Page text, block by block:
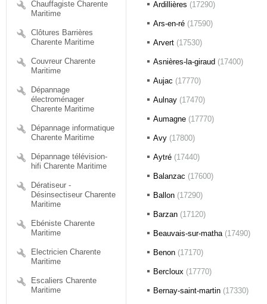
Chauffagiste Charente
Maritime
Clôtures Barrières
Charente Maritime
Couvreur Charente
Maritime
Dépannage
électroménager
Charente Maritime
Dépannage informatique
Charente Maritime
Dépannage télévision-
hifi Charente Maritime
Dératiseur -
Désinsectiseur Charente
Maritime
Ebéniste Charente
Maritime
Electricien Charente
Maritime
Escaliers Charente
Maritime
Ardillières (17290)
Ars-en-ré (17590)
Arvert (17530)
Asnières-la-giraud (17400)
Aujac (17770)
Aulnay (17470)
Aumagne (17770)
Avy (17800)
Aytré (17440)
Balanzac (17600)
Ballon (17290)
Barzan (17120)
Beauvais-sur-matha (17490)
Benon (17170)
Bercloux (17770)
Bernay-saint-martin (17330)